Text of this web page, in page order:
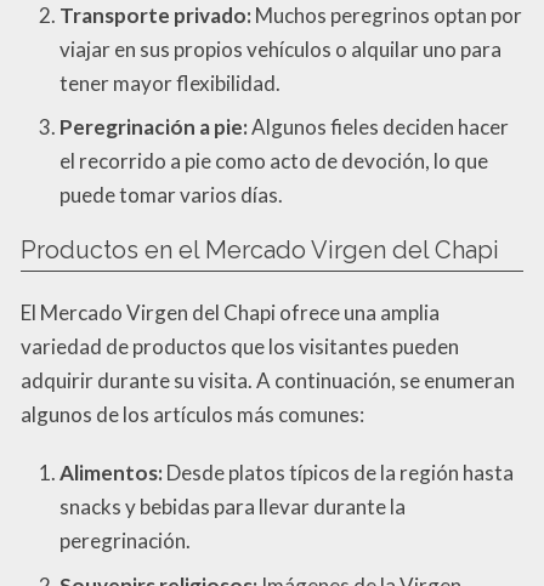
Transporte privado: Muchos peregrinos optan por
viajar en sus propios vehículos o alquilar uno para
tener mayor flexibilidad.
Peregrinación a pie:Algunos fieles deciden hacer
el recorrido a pie como acto de devoción, lo que
puede tomar varios días.
Productos en el Mercado Virgen del Chapi
El Mercado Virgen del Chapi ofrece una amplia
variedad de productos que los visitantes pueden
adquirir durante su visita. A continuación, se enumeran
algunos de los artículos más comunes:
Alimentos: Desde platos típicos de la región hasta
snacks y bebidas para llevar durante la
peregrinación.